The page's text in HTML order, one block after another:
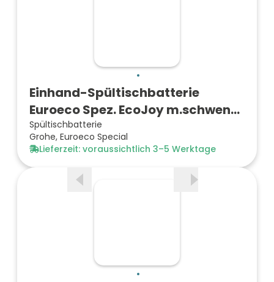
Einhand-Spültischbatterie
Euroeco Spez. EcoJoy m.schwen…
Spültischbatterie
Grohe, Euroeco Special
Lieferzeit: voraussichtlich 3–5 Werktage